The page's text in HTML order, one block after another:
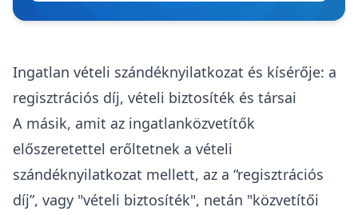
Ingatlan vételi szándéknyilatkozat és kísérője: a
regisztrációs díj, vételi biztosíték és társai
A másik, amit az ingatlanközvetítők
előszeretettel erőltetnek a vételi
szándéknyilatkozat mellett, az a “regisztrációs
díj”, vagy "vételi biztosíték", netán "közvetítői